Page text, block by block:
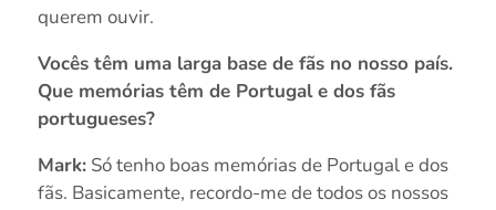
querem ouvir.
Vocês têm uma larga base de fãs no nosso país.
Que memórias têm de Portugal e dos fãs
portugueses?
Mark:Só tenho boas memórias de Portugal e dos
fãs. Basicamente, recordo-me de todos os nossos